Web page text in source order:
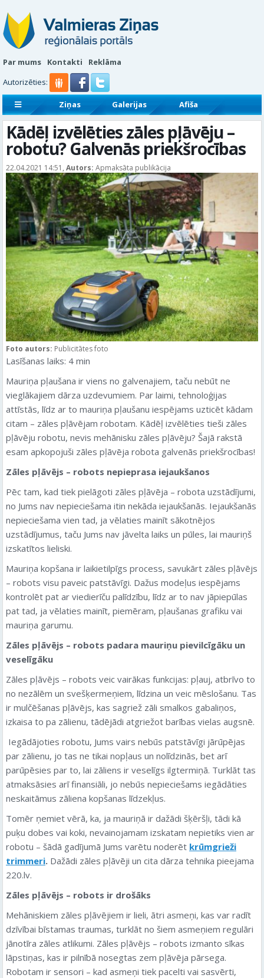
Par mums Kontakti
Reklāma
Autorizēties:
Ziņas Galerijas
Afiša
Sludinājumi
Reklāmraksti
Kādēļ izvēlēties zāles pļāvēju –
robotu? Galvenās priekšrocības
22.04.2021 14:51, Autors: Apmaksāta publikācija
Foto autors: Publicitātes foto
Lasīšanas laiks: 4 min
Mauriņa pļaušana ir viens no galvenajiem, taču nebūt ne
vieglākajiem dārza uzdevumiem. Par laimi, tehnoloģijas
attīstās, līdz ar to mauriņa pļaušanu iespējams uzticēt kādam
citam – zāles pļāvējam robotam. Kādēļ izvēlēties tieši zāles
pļāvēju robotu, nevis mehānisku zāles pļāvēju? Šajā rakstā
esam apkopojuši zāles pļāvēja robota galvenās priekšrocības!
Zāles pļāvējs – robots nepieprasa iejaukšanos
Pēc tam, kad tiek pielāgoti zāles pļāvēja – robota uzstādījumi,
no Jums nav nepieciešama itin nekāda iejaukšanās. Iejaukšanās
nepieciešama vien tad, ja vēlaties mainīt sākotnējos
uzstādījumus, taču Jums nav jāvelta laiks un pūles, lai mauriņš
izskatītos lieliski.
Mauriņa kopšana ir laikietilpīgs process, savukārt zāles pļāvējs
– robots visu paveic patstāvīgi. Dažus modeļus iespējams
kontrolēt pat ar viedierīču palīdzību, līdz ar to nav jāpiepūlas
pat tad, ja vēlaties mainīt, piemēram, pļaušanas grafiku vai
mauriņa garumu.
Zāles pļāvējs – robots padara mauriņu pievilcīgāku un
veselīgāku
Zāles pļāvējs – robots veic vairākas funkcijas: pļauj, atbrīvo to
no nezālēm un svešķermeņiem, līdzina un veic mēslošanu. Tas
ir mulčēšanas pļāvējs, kas sagriež zāli smalkos gabaliņos,
izkaisa to pa zālienu, tādējādi atgriežot barības vielas augsnē.
Iegādājoties robotu, Jums vairs nebūs patstāvīgi jārūpējas
par zālienu, jo tas ne tikai nopļaus un nolīdzinās, bet arī
parūpēsies par to, lai zāliens ir veselīgs ilgtermiņā. Turklāt tas
atmaksāsies arī finansiāli, jo nebūs nepieciešams iegādāties
neskaitāmus zāliena kopšanas līdzekļus.
Tomēr ņemiet vērā, ka, ja mauriņā ir dažādi šķēršļi, tādi kā
puķu dobes vai koki, nevainojamam izskatam nepietiks vien ar
robotu – šādā gadījumā Jums varētu noderēt krūmgrieži
trimmeri. Dažādi zāles pļāvēji un cita dārza tehnika pieejama
220.lv.
Zāles pļāvējs – robots ir drošāks
Mehāniskiem zāles pļāvējiem ir lieli, ātri asmeņi, kas var radīt
dzīvībai bīstamas traumas, turklāt no šiem asmeņiem regulāri
jānotīra zāles atlikumi. Zāles pļāvējs – robots izmanto sīkas
lāpstiņas, kas ir pilnībā nosegtas zem pļāvēja pārsega.
Robotam ir sensori – kad asmeņi tiek pacelti vai sasvērti,